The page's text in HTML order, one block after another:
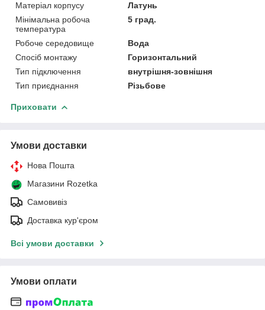
Матеріал корпусу
Латунь
Мінімальна робоча
температура
5 град.
Робоче середовище
Вода
Спосіб монтажу
Горизонтальний
Тип підключення
внутрішня-зовнішня
Тип приєднання
Різьбове
Приховати
Умови доставки
Нова Пошта
Магазини Rozetka
Самовивіз
Доставка кур'єром
Всі умови доставки
Умови оплати